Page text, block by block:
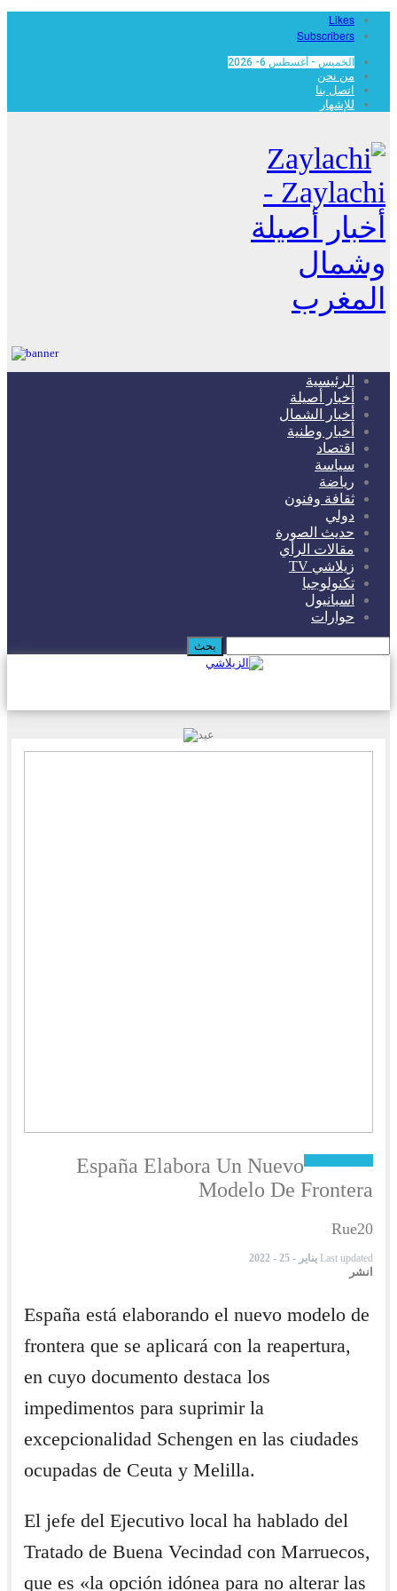
Likes
Subscribers
الخميس - أغسطس 6- 2026
من نحن
اتصل بنا
للإشهار
Zaylachi -
أخبار أصيلة
وشمال
المغرب
الرئيسية
أخبار أصيلة
أخبار الشمال
أخبار وطنية
اقتصاد
سياسة
رياضة
ثقافة وفنون
دولي
حديث الصورة
مقالات الرأي
زيلاشي TV
تكنولوجيا
اسبانيول
حوارات
España Elabora Un Nuevo
Modelo De Frontera
Rue20
Last updated يناير - 25 - 2022
انشر
España está elaborando el nuevo modelo de
frontera que se aplicará con la reapertura,
en cuyo documento destaca los
impedimentos para suprimir la
excepcionalidad Schengen en las ciudades
ocupadas de Ceuta y Melilla.
El jefe del Ejecutivo local ha hablado del
Tratado de Buena Vecindad con Marruecos,
que es «la opción idónea para no alterar las